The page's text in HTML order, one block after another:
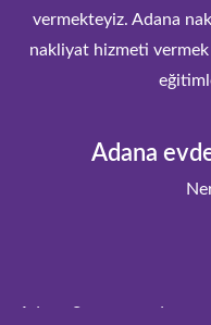
vermekteyiz. Adana
nakliyat hizmeti
Adana
Adana Sarıçam evden